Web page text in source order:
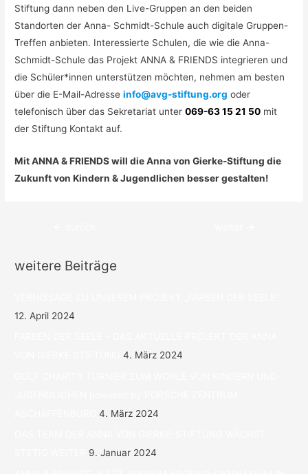
Stiftung dann neben den Live-Gruppen an den beiden
Standorten der Anna- Schmidt-Schule auch digitale Gruppen-
Treffen anbieten. Interessierte Schulen, die wie die Anna-
Schmidt-Schule das Projekt ANNA & FRIENDS integrieren und
die Schüler*innen unterstützen möchten, nehmen am besten
über die E-Mail-Adresseinfo@avg-stiftung.org oder
telefonisch über das Sekretariat unter069-63 15 21 50 mit
der Stiftung Kontakt auf.
Mit ANNA & FRIENDS will die Anna von Gierke-Stiftung die
Zukunft von Kindern & Jugendlichen besser gestalten!
weitere Beiträge
12. April 2024
4. März 2024
4. März 2024
9. Januar 2024